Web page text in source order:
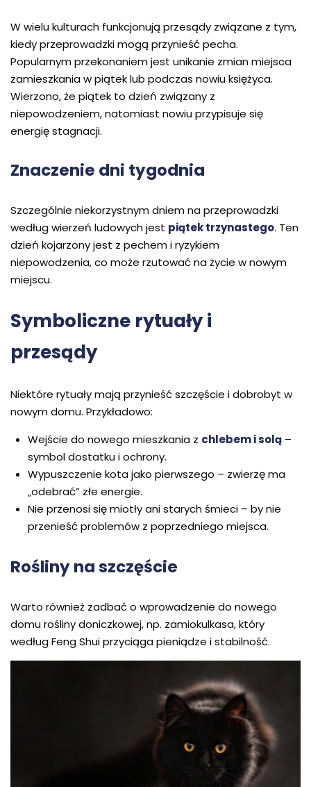
W wielu kulturach funkcjonują przesądy związane z tym,
kiedy przeprowadzki mogą przynieść pecha.
Popularnym przekonaniem jest unikanie zmian miejsca
zamieszkania w piątek lub podczas nowiu księżyca.
Wierzono, że piątek to dzień związany z
niepowodzeniem, natomiast nowiu przypisuje się
energię stagnacji.
Znaczenie dni tygodnia
Szczególnie niekorzystnym dniem na przeprowadzki
według wierzeń ludowych jest piątek trzynastego. Ten
dzień kojarzony jest z pechem i ryzykiem
niepowodzenia, co może rzutować na życie w nowym
miejscu.
Symboliczne rytuały i
przesądy
Niektóre rytuały mają przynieść szczęście i dobrobyt w
nowym domu. Przykładowo:
Wejście do nowego mieszkania z chlebem i solą –
symbol dostatku i ochrony.
Wypuszczenie kota jako pierwszego – zwierzę ma
„odebrać” złe energie.
Nie przenosi się miotły ani starych śmieci – by nie
przenieść problemów z poprzedniego miejsca.
Rośliny na szczęście
Warto również zadbać o wprowadzenie do nowego
domu rośliny doniczkowej, np. zamiokulkasa, który
według Feng Shui przyciąga pieniądze i stabilność.